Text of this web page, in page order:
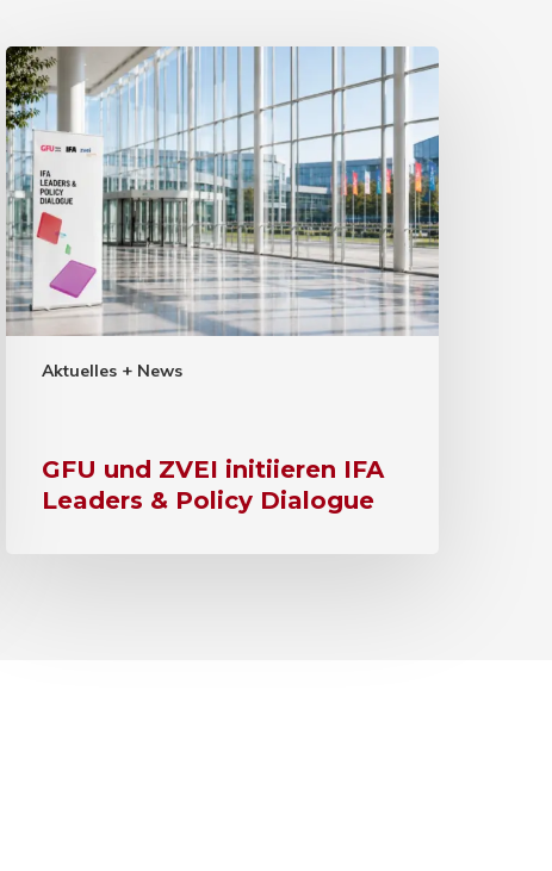
Aktuelles + News
GFU und ZVEI initiieren IFA
Leaders & Policy Dialogue